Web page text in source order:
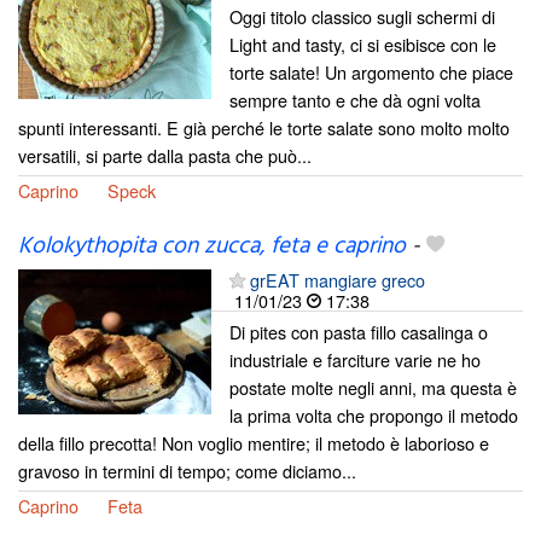
Oggi titolo classico sugli schermi di
Light and tasty, ci si esibisce con le
torte salate! Un argomento che piace
sempre tanto e che dà ogni volta
spunti interessanti. E già perché le torte salate sono molto molto
versatili, si parte dalla pasta che può...
Caprino
Speck
Kolokythopita con zucca, feta e caprino-
grEAT mangiare greco
11/01/23
17:38
Di pites con pasta fillo casalinga o
industriale e farciture varie ne ho
postate molte negli anni, ma questa è
la prima volta che propongo il metodo
della fillo precotta! Non voglio mentire; il metodo è laborioso e
gravoso in termini di tempo; come diciamo...
Caprino
Feta